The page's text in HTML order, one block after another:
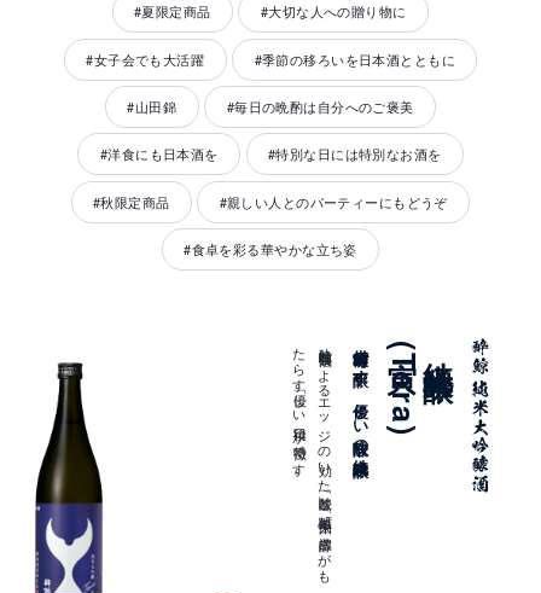
#夏限定商品 #大切な人への贈り物に
#女子会でも大活躍 #季節の移ろいを日本酒とともに
#山田錦 #毎日の晩酌は自分へのご褒美
#洋食にも日本酒を #特別な日には特別なお酒を
#秋限定商品 #親しい人とのパーティーにもどうぞ
#食卓を彩る華やかな立ち姿
寅(Tora)
備前雄町で醸す、優しい酸味の純米大吟醸
酔鯨独自製法に
よ
る
エ
ッ
ジ
の
効い
た
「酸味」と
「雄町」由来の
濃醇さ
が
も
た
ら
す
「優し
い
後口」が
特徴で
す
。